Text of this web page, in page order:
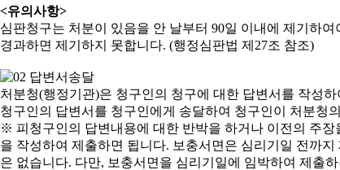
<유의사항>
심판청구는 처분이 있음을 안 날부터 90일 이내에 제기하
경과하면 제기하지 못합니다. (행정심판법 제27조 참조)
처분청(행정기관)은 청구인의 청구에 대한 답변서를 작성
청구인의 답변서를 청구인에게 송달하여 청구인이 처분청
※ 피청구인의 답변내용에 대한 반박을 하거나 이전의 주장
을 작성하여 제출하면 됩니다. 보충서면은 심리기일 전까
은 없습니다. 다만, 보충서면을 심리기일에 임박하여 제출